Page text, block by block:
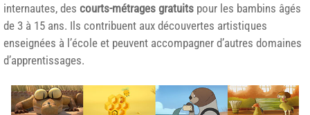
internautes, des courts-métrages gratuits pour les bambins âgés
de 3 à 15 ans. Ils contribuent aux découvertes artistiques
enseignées à l’école et peuvent accompagner d’autres domaines
d’apprentissages.